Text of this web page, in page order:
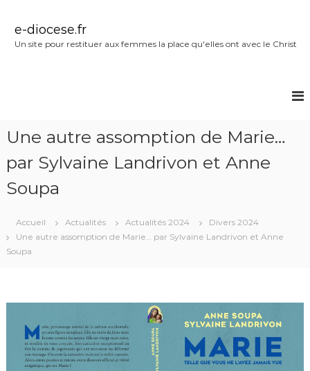
e-diocese.fr
Un site pour restituer aux femmes la place qu'elles ont avec le Christ
Une autre assomption de Marie…
par Sylvaine Landrivon et Anne
Soupa
Accueil Actualités Actualités 2024
Divers 2024
Une autre assomption de Marie… par Sylvaine Landrivon et Anne
Soupa